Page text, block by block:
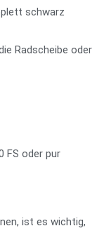
schwarz
Radscheibe oder
FS oder pur
ist es wichtig,